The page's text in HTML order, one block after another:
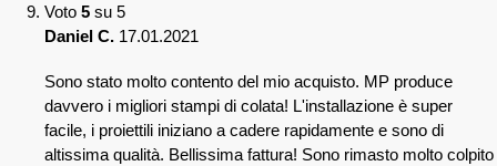
Voto 5 su 5
Daniel C. 17.01.2021
Sono stato molto contento del mio acquisto. MP produce
davvero i migliori stampi di colata! L'installazione è super
facile, i proiettili iniziano a cadere rapidamente e sono di
altissima qualità. Bellissima fattura! Sono rimasto molto colpito